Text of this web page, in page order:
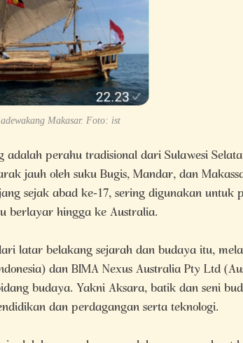
Makasar. Foto: ist
adalah perahu tradisional dari Sulawesi
jauh oleh suku Bugis, Mandar, dan
sejak abad ke-17, sering digunakan
berlayar hingga ke Australia.
latar belakang sejarah dan budaya itu,
dan BIMA Nexus Australia Pty Ltd
budaya. Yakni Aksara, batik dan seni
dan perdagangan serta teknologi.